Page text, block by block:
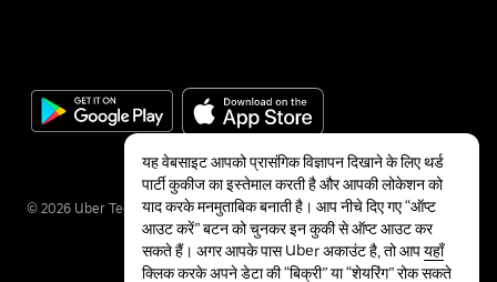
© 2026 Uber Technologies Inc.
यह वेबसाइट आपको प्रासंगिक विज्ञापन दिखाने के लिए थर्ड
पार्टी कुकीज का इस्तेमाल करती है और आपकी लोकेशन को
याद करके मनमुताबिक बनाती है। आप नीचे दिए गए “ऑप्ट
आउट करें” बटन को चुनकर इन कुकी से ऑप्ट आउट कर
सकते हैं। अगर आपके पास Uber अकाउंट है, तो आपयहाँ
क्लिक करके अपने डेटा की “बिक्री” या “शेयरिंग” रोक सकते